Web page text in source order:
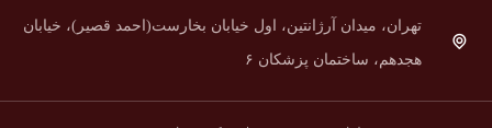
تهران، میدان آرژانتین، اول خیابان بخارست(احمد قصیر)، خیابان
هجدهم، ساختمان پزشکان ۶